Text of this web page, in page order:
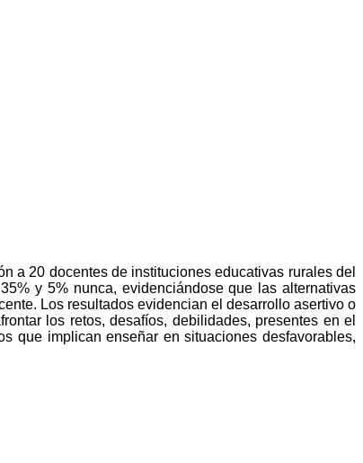
a 20 docentes de instituciones educativas rurales del
y 5% nunca, evidenciándose que las alternativas
Los resultados evidencian el desarrollo asertivo o
los retos, desafíos, debilidades, presentes en el
que implican enseñar en situaciones desfavorables,